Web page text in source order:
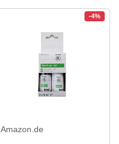
-4%
Amazon.de